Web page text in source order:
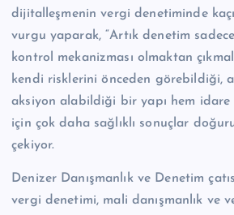
dijitalleşmenin vergi denetiminde
vurgu yaparak, “Artık denetim
kontrol mekanizması olmaktan
kendi risklerini önceden görebildiği,
aksiyon alabildiği bir yapı hem idare
için çok daha sağlıklı sonuçlar
çekiyor.
Denizer Danışmanlık ve Denetim
vergi denetimi, mali danışmanlık ve